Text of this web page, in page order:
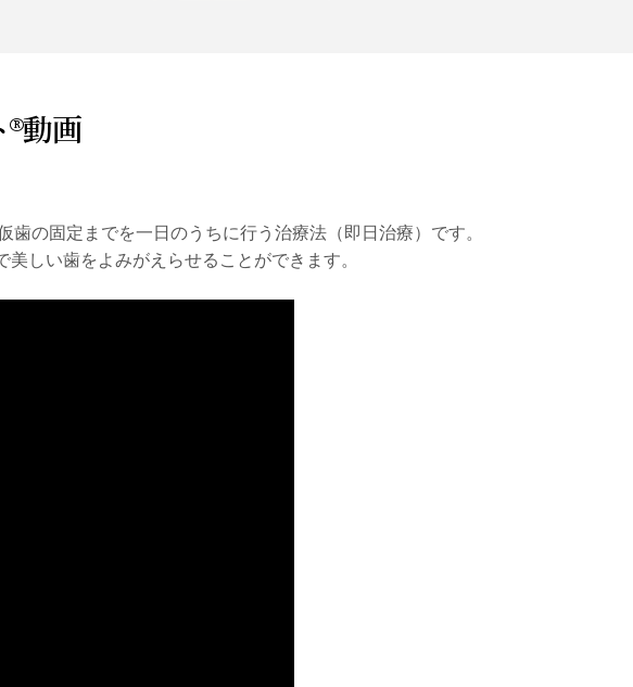
動画
の固定までを一日のうちに行う治療法（即日治療）です。
しい歯をよみがえらせることができます。